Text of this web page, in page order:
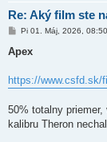
Re: Aký film ste
P
í
s
e
v
k
Pi 01. Máj, 2026, 08:50
Apex
https://www.csfd.sk/
50% totalny
kalibru Theron